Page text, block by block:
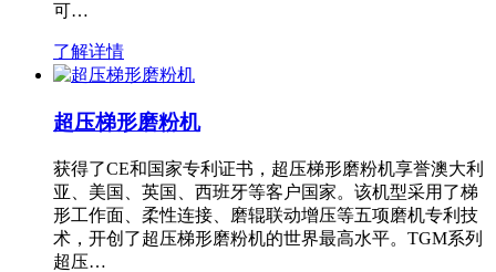
可…
了解详情
超压梯形磨粉机
获得了CE和国家专利证书，超压梯形磨粉机享誉澳大利
亚、美国、英国、西班牙等客户国家。该机型采用了梯
形工作面、柔性连接、磨辊联动增压等五项磨机专利技
术，开创了超压梯形磨粉机的世界最高水平。TGM系列
超压…